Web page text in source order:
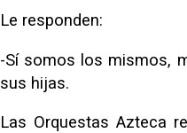
Le responden:
-Sí somos los mismos,
sus hijas.
Las Orquestas Azteca